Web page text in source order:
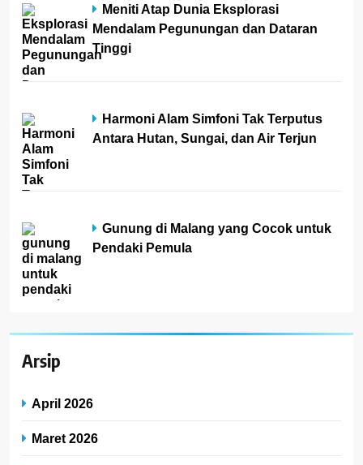
Meniti Atap Dunia Eksplorasi
Mendalam Pegunungan dan Dataran
Tinggi
Harmoni Alam Simfoni Tak Terputus
Antara Hutan, Sungai, dan Air Terjun
Gunung di Malang yang Cocok untuk
Pendaki Pemula
Arsip
April 2026
Maret 2026